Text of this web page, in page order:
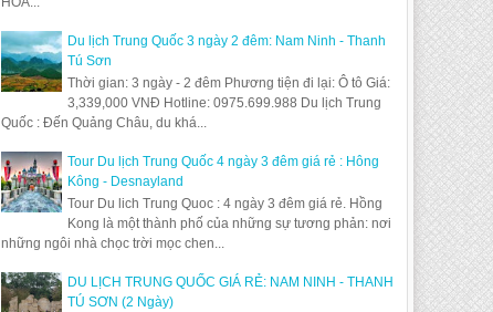
Du lịch Trung Quốc 3 ngày 2 đêm: Nam Ninh - Thanh
Tú Sơn
Thời gian: 3 ngày - 2 đêm Phương tiện đi lại: Ô tô Giá:
3,339,000 VNĐ Hotline: 0975.699.988 Du lịch Trung
Quốc : Đến Quảng Châu, du khá...
Tour Du lịch Trung Quốc 4 ngày 3 đêm giá rẻ : Hông
Kông - Desnayland
Tour Du lich Trung Quoc : 4 ngày 3 đêm giá rẻ. Hồng
Kong là một thành phố của những sự tương phản: nơi
những ngôi nhà chọc trời mọc chen...
DU LỊCH TRUNG QUỐC GIÁ RẺ: NAM NINH - THANH
TÚ SƠN (2 Ngày)